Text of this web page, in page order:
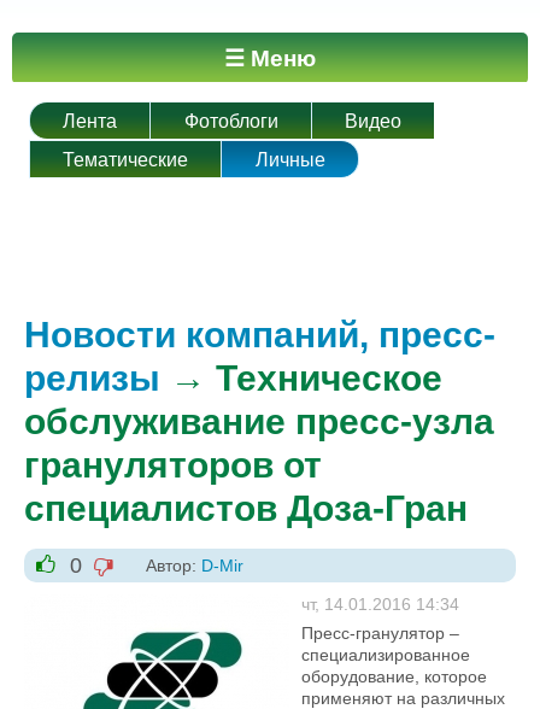
Главное меню ☰ Меню
Лента Фотоблоги
Видео
Тематические
Личные
Новости компаний, пресс-
релизы → Техническое
обслуживание пресс-узла
грануляторов от
специалистов Доза-Гран
+1
0
-1
Автор: D-Mir
чт, 14.01.2016 14:34
Пресс-гранулятор –
специализированное
оборудование, которое
применяют на различных